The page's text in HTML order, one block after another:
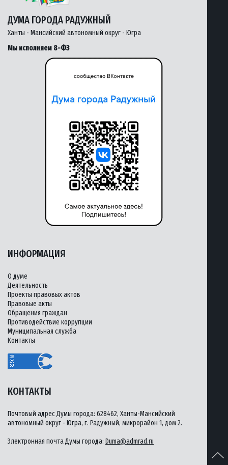
ДУМА ГОРОДА РАДУЖНЫЙ
Ханты - Мансийский автономный округ - Югра
Мы исполняем 8-ФЗ
КОНТАКТЫ
Почтовый адрес Думы города: 628462, Ханты-Мансийский
автономный округ - Югра, г. Радужный, микрорайон 1, дом 2.
Электронная почта Думы города: Duma@admrad.ru
ИНФОРМАЦИЯ
О думе
Деятельность
Проекты правовых актов
Правовые акты
Обращения граждан
Противодействие коррупции
Муниципальная служба
Контакты